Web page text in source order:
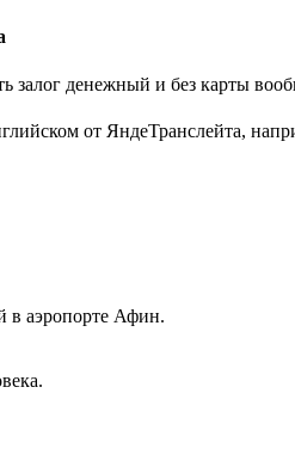
денежный и без карты
от ЯндеТранслейта,
в аэропорте Афин.